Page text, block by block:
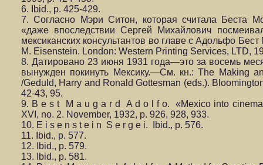
6. Ibid., p. 425-429.
7. Согласно Мэри Ситон, которая считала Беста
«даже впоследствии Сергей Михайлович
мексиканских консультантов во главе с Адольфо
M. Eisenstein. London: Western Printing Services, LTD,
8. Датировано 23 июня 1931 года—это за восемь
вынужден покинуть Мексику.—См. кн.: The Making
/Geduld, Harry and Ronald Gottesman (eds.).
42-43, 95.
9. B e s t M a u g a r d A d o l f o. «Mexico into
XVI, no. 2. November, 1932, p. 926, 928, 933.
10. E i s e n s t e i n S e r g e i. Ibid., p. 576.
11. Ibid., p. 577.
12. Ibid., p. 579.
13. Ibid., p. 581.